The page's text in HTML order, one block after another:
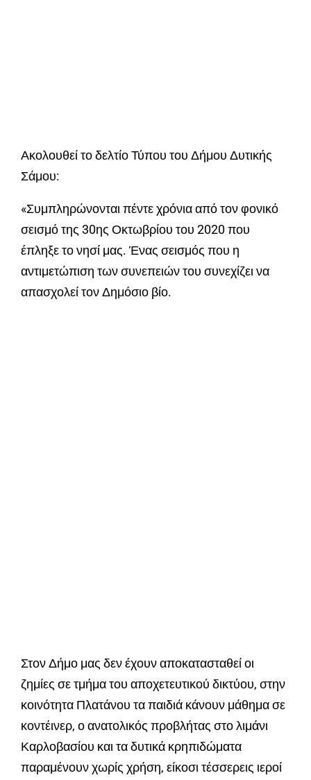
Ακολουθεί το δελτίο Τύπου του Δήμου Δυτικής
Σάμου:
«Συμπληρώνονται πέντε χρόνια από τον φονικό
σεισμό της 30ης Οκτωβρίου του 2020 που
έπληξε το νησί μας. Ένας σεισμός που η
αντιμετώπιση των συνεπειών του συνεχίζει να
απασχολεί τον Δημόσιο βίο.
Στον Δήμο μας δεν έχουν αποκατασταθεί οι
ζημίες σε τμήμα του αποχετευτικού δικτύου, στην
κοινότητα Πλατάνου τα παιδιά κάνουν μάθημα σε
κοντέινερ, ο ανατολικός προβλήτας στο λιμάνι
Καρλοβασίου και τα δυτικά κρηπιδώματα
παραμένουν χωρίς χρήση, είκοσι τέσσερεις ιεροί